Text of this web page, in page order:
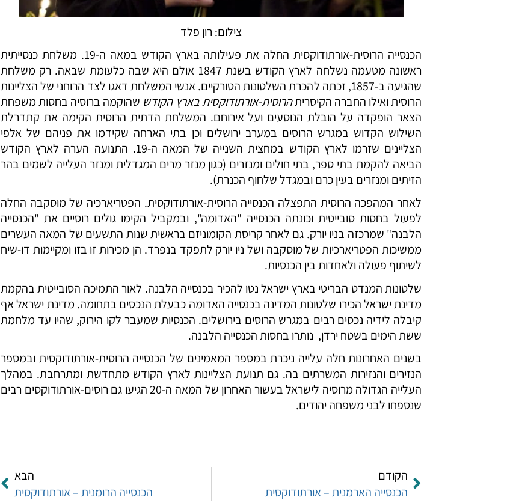
צילום: רון פלד
הכנסייה הרוסית-אורתודוקסית החלה את פעילותה בארץ הקודש במאה ה-19. משלחת כנסייתית
ראשונה מטעמה נשלחה לארץ הקודש בשנת 1847 אולם היא שבה כלעומת שבאה. רק משלחת
שהגיעה ב-1857, זכתה להכרת השלטונות הטורקיים. אנשי המשלחת דאגו לצד הרוחני של הצליינות
הרוסית ואילו החברה הקיסריתהרוסית-אורתודוקסית בארץ הקודש שהוקמה ברוסיה בחסות משפחת
הצאר הופקדה על הובלת הנוסעים ועל אירוחם. המשלחת הדתית הרוסית הקימה את קתדרלת
השילוש הקדוש במגרש הרוסים במערב ירושלים וכן בתי הארחה שקידמו את פניהם של אלפי
הצליינים שזרמו לארץ הקודש במחצית השנייה של המאה ה-19. התנועה הערה לארץ הקודש
הביאה להקמת בתי ספר, בתי חולים ומנזרים (כגון מנזר מרים המגדלית ומנזר העלייה לשמים בהר
הזיתים ומנזרים בעין כרם ובמגדל שלחוף הכנרת).
לאחר המהפכה הרוסית התפצלה הכנסייה הרוסית-אורתודוקסית. הפטריארכיה של מוסקבה החלה
לפעול בחסות סובייטית וכונתה הכנסייה "האדומה", ובמקביל הקימו גולים רוסיים את "הכנסייה
הלבנה" שמרכזה בניו יורק. גם לאחר קריסת הקומוניזם בראשית שנות התשעים של המאה העשרים
ממשיכות הפטריארכיות של מוסקבה ושל ניו יורק לתפקד בנפרד. הן מכירות זו בזו ומקיימות דו-שיח
לשיתוף פעולה ולאחדות בין הכנסיות.
שלטונות המנדט הבריטי בארץ ישראל נטו להכיר בכנסייה הלבנה. לאור התמיכה הסובייטית בהקמת
מדינת ישראל הכירו שלטונות המדינה בכנסייה האדומה כבעלת הנכסים בתחומה. מדינת ישראל אף
קיבלה לידיה נכסים רבים במגרש הרוסים בירושלים. הכנסיות שמעבר לקו הירוק, שהיו עד מלחמת
ששת הימים בשטח ירדן, נותרו בחסות הכנסייה הלבנה.
בשנים האחרונות חלה עלייה ניכרת במספר המאמינים של הכנסייה הרוסית-אורתודוקסית ובמספר
הנזירים והנזירות המשרתים בה. גם תנועת הצליינות לארץ הקודש מתחדשת ומתרחבת. במהלך
העלייה הגדולה מרוסיה לישראל בעשור האחרון של המאה ה-20 הגיעו גם רוסים-אורתודוקסים רבים
שנספחו לבני משפחה יהודים.
הקודם
הכנסייה הארמנית – אורתודוקסית
הבא
הכנסייה הרומנית – אורתודוקסית